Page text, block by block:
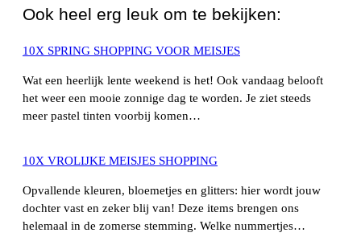
Ook heel erg leuk om te bekijken:
10X SPRING SHOPPING VOOR MEISJES
Wat een heerlijk lente weekend is het! Ook vandaag belooft
het weer een mooie zonnige dag te worden. Je ziet steeds
meer pastel tinten voorbij komen…
10X VROLIJKE MEISJES SHOPPING
Opvallende kleuren, bloemetjes en glitters: hier wordt jouw
dochter vast en zeker blij van! Deze items brengen ons
helemaal in de zomerse stemming. Welke nummertjes…